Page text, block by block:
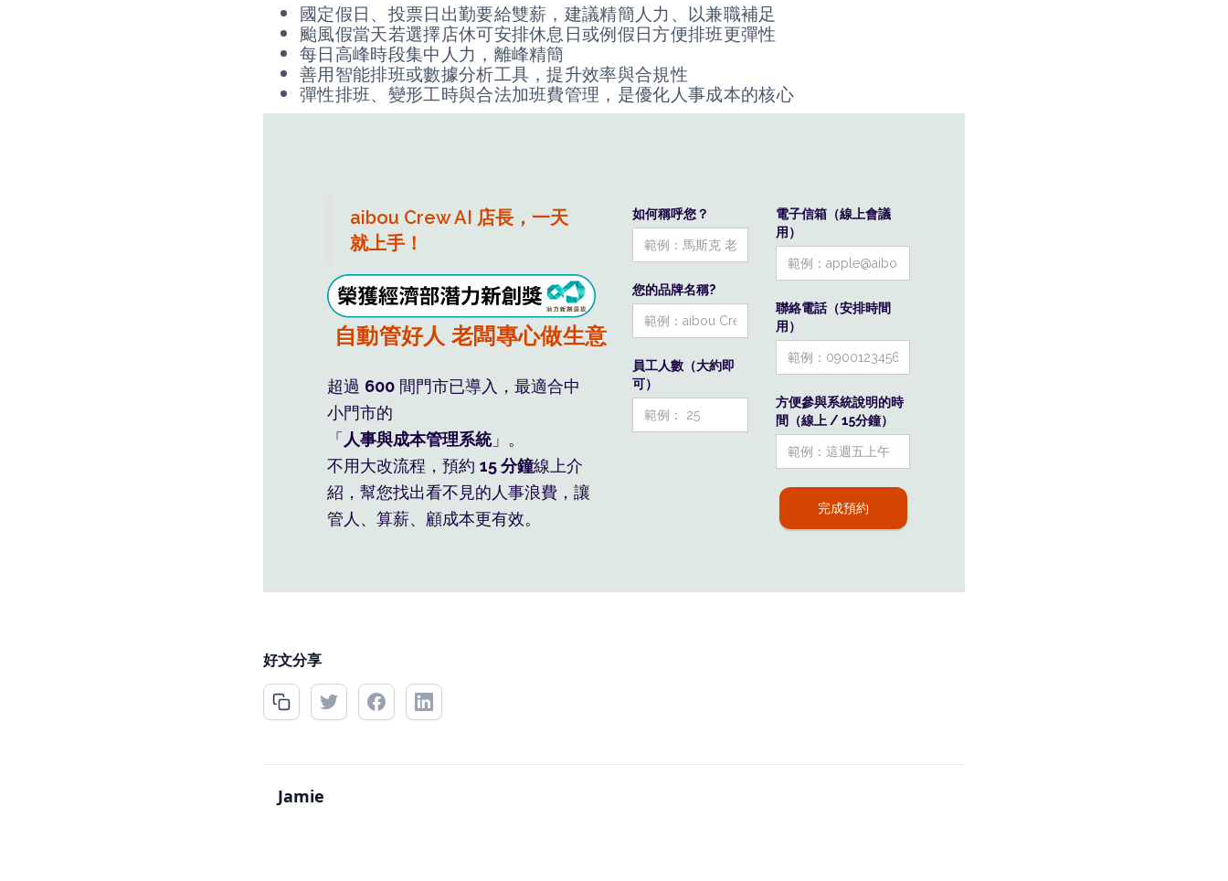
國定假日、投票日出勤要給雙薪，建議精簡人力、以兼職補足
颱風假當天若選擇店休可安排休息日或例假日方便排班更彈性
每日高峰時段集中人力，離峰精簡
善用智能排班或數據分析工具，提升效率與合規性
彈性排班、變形工時與合法加班費管理，是優化人事成本的核心
aibou Crew AI 店長，一天
就上手！
班表薪水系統算，員工自然服氣
自動管好人 老闆專心做生意
利潤藏在您看不見的 人事浪費
超過 600 間門市已導入，最適合中
小門市的
「 人事與成本管理系統」。
不用大改流程，預約 15 分鐘線上介
紹，幫您找出看不見的人事浪費，讓
管人、算薪、顧成本更有效。
如何稱呼您？
您的品牌名稱?
員工人數（大約即
可）
電子信箱（線上會議
用）
聯絡電話（安排時間
用）
方便參與系統說明的時
間（線上 / 15分鐘）
好文分享
Jamie